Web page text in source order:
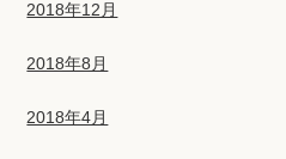
2018年12月
2018年8月
2018年4月